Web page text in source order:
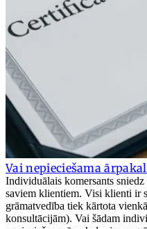
Vai nepieciešama
Individuālais komersants
saviem klientiem. Visi klienti ir
grāmatvedība tiek kārtota
konsultācijām). Vai šādam